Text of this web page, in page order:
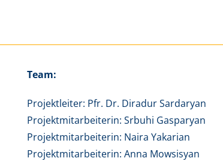
Team:
Projektleiter: Pfr. Dr. Diradur Sardaryan
Projektmitarbeiterin: Srbuhi Gasparyan
Projektmitarbeiterin: Naira Yakarian
Projektmitarbeiterin: Anna Mowsisyan